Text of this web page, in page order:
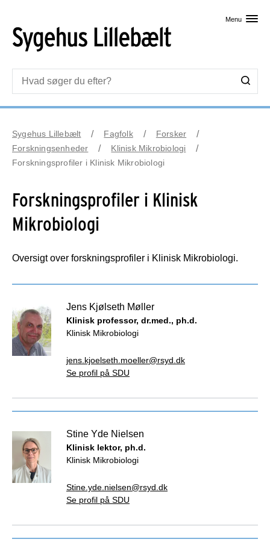
Menu
Sygehus Lillebælt Fagfolk
Forsker
Forskningsenheder
Klinisk Mikrobiologi
Forskningsprofiler i Klinisk Mikrobiologi
Forskningsprofiler i Klinisk
Mikrobiologi
Oversigt over forskningsprofiler i Klinisk Mikrobiologi.
Jens Kjølseth Møller
Klinisk professor, dr.med., ph.d.
Klinisk Mikrobiologi
jens.kjoelseth.moeller@rsyd.dk
Se profil på SDU
Stine Yde Nielsen
Klinisk lektor, ph.d.
Klinisk Mikrobiologi
Stine.yde.nielsen@rsyd.dk
Se profil på SDU